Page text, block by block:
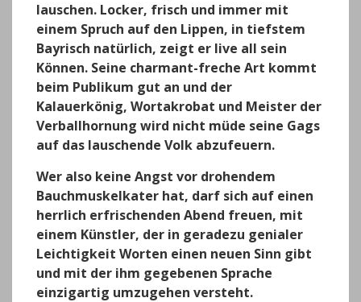
lauschen. Locker, frisch und immer mit
einem Spruch auf den Lippen, in tiefstem
Bayrisch natürlich, zeigt er live all sein
Können. Seine charmant-freche Art kommt
beim Publikum gut an und der
Kalauerkönig, Wortakrobat und Meister der
Verballhornung wird nicht müde seine Gags
auf das lauschende Volk abzufeuern.
Wer also keine Angst vor drohendem
Bauchmuskelkater hat, darf sich auf einen
herrlich erfrischenden Abend freuen, mit
einem Künstler, der in geradezu genialer
Leichtigkeit Worten einen neuen Sinn gibt
und mit der ihm gegebenen Sprache
einzigartig umzugehen versteht.